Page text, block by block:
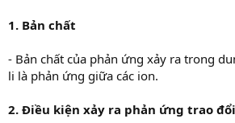
1. Bản chất
- Bản chất của phản ứng xảy ra trong
li là phản ứng giữa các ion.
2. Điều kiện xảy ra phản ứng trao đổi